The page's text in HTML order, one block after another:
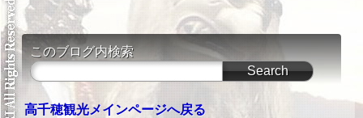
このブログ内検索
高千穂観光メインページへ戻る